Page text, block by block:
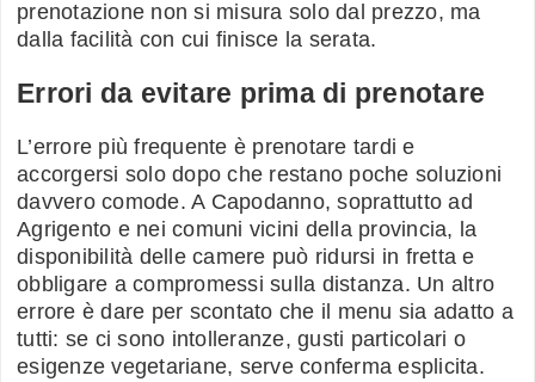
prenotazione non si misura solo dal prezzo, ma
dalla facilità con cui finisce la serata.
Errori da evitare prima di prenotare
L’errore più frequente è prenotare tardi e
accorgersi solo dopo che restano poche soluzioni
davvero comode. A Capodanno, soprattutto ad
Agrigento e nei comuni vicini della provincia, la
disponibilità delle camere può ridursi in fretta e
obbligare a compromessi sulla distanza. Un altro
errore è dare per scontato che il menu sia adatto a
tutti: se ci sono intolleranze, gusti particolari o
esigenze vegetariane, serve conferma esplicita.